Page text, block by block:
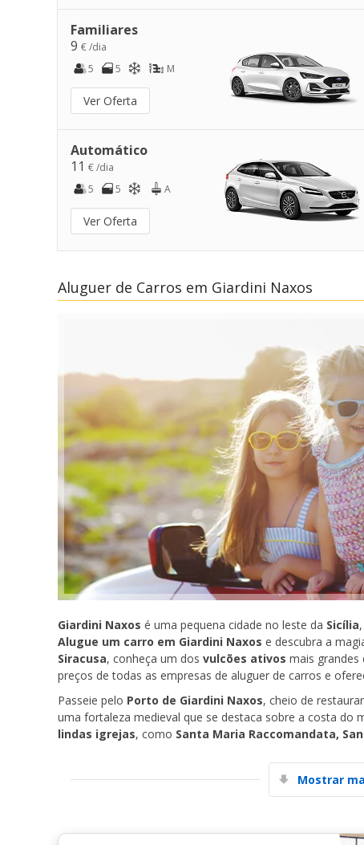
Familiares
9 € /dia
5
5 M
Ver Oferta
Automático
11 € /dia
5
5 A
Ver Oferta
Aluguer de Carros em Giardini Naxos
Giardini Naxos é uma pequena cidade no leste da Sicília
Alugue um carro em Giardini Naxos e descubra a
Siracusa, conheça um dos vulcões ativos mais grandes
preços de todas as empresas de aluguer de carros e
Passeie pelo Porto de Giardini Naxos, cheio de
uma fortaleza medieval que se destaca sobre a costa do
lindas igrejas, como Santa Maria Raccomandata,
Mostrar